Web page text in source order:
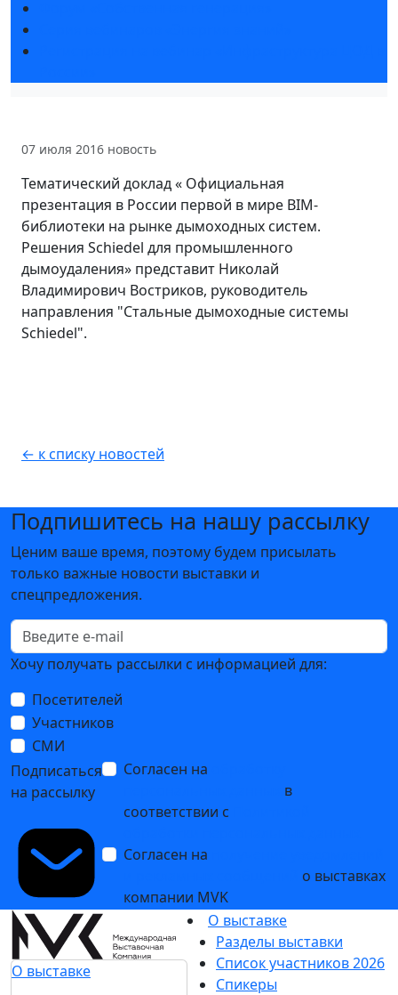
07 июля 2016 новость
Тематический доклад « Официальная
презентация в России первой в мире BIM-
библиотеки на рынке дымоходных систем.
Решения Schiedel для промышленного
дымоудаления» представит Николай
Владимирович Востриков, руководитель
направления "Стальные дымоходные системы
Schiedel".
← к списку новостей
Подпишитесь на нашу рассылку
Ценим ваше время, поэтому будем присылать
только важные новости выставки и
спецпредложения.
Хочу получать рассылки с информацией для:
Посетителей
Участников
СМИ
Подписаться
на рассылку
Согласен на
в
соответствии с
Согласен на
о выставках
компании MVK
О выставке
О выставке
Разделы выставки
Список участников 2026
Спикеры